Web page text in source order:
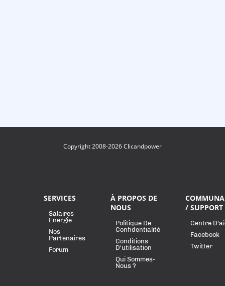
Copyright 2008-2026 Clicandpower
SERVICES
Salaires
Energie
Nos
Partenaires
Forum
À PROPOS DE
NOUS
Politique De
Confidentialité
Conditions
D'utilisation
Qui Sommes-
Nous ?
/ SUPPORT
Centre
Facebook
Twitter